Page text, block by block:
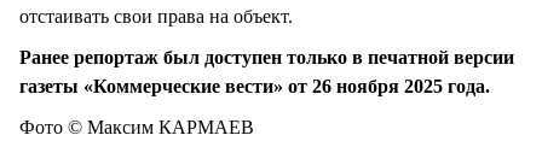
отстаивать свои права на объект.
Ранее репортаж был доступен только в печатной версии
газеты «Коммерческие вести» от 26 ноября 2025 года.
Фото © Максим КАРМАЕВ